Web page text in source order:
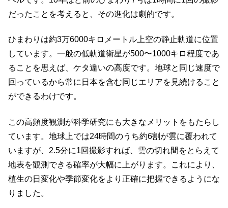
だったことを考えると、その進化は劇的です。
ひまわりは約3万6000キロメートル上空の静止軌道に位置
しています。一般の低軌道衛星が500〜1000キロ程度であ
ることを思えば、ケタ違いの高度です。地球と同じ速度で
回っているから常に日本を含む同じエリアを見続けること
ができるわけです。
この高頻度観測が科学研究にも大きなメリットをもたらし
ています。地球上では24時間のうち約6割が雲に覆われて
いますが、2.5分に1回撮影すれば、雲の切れ間をとらえて
地表を観測できる確率が大幅に上がります。これにより、
植生の日変化や季節変化をより正確に把握できるようにな
りました。